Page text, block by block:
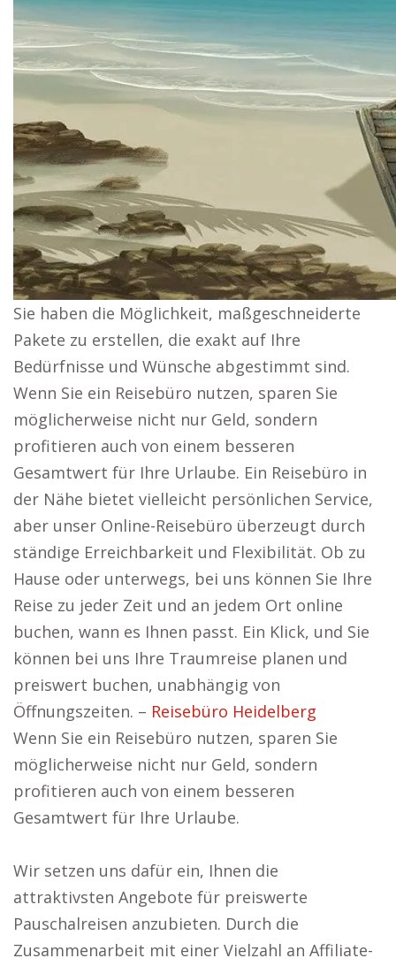
Sie haben die Möglichkeit, maßgeschneiderte
Pakete zu erstellen, die exakt auf Ihre
Bedürfnisse und Wünsche abgestimmt sind.
Wenn Sie ein Reisebüro nutzen, sparen Sie
möglicherweise nicht nur Geld, sondern
profitieren auch von einem besseren
Gesamtwert für Ihre Urlaube. Ein Reisebüro in
der Nähe bietet vielleicht persönlichen Service,
aber unser Online-Reisebüro überzeugt durch
ständige Erreichbarkeit und Flexibilität. Ob zu
Hause oder unterwegs, bei uns können Sie Ihre
Reise zu jeder Zeit und an jedem Ort online
buchen, wann es Ihnen passt. Ein Klick, und Sie
können bei uns Ihre Traumreise planen und
preiswert buchen, unabhängig von
Öffnungszeiten. – Reisebüro Heidelberg
Wenn Sie ein Reisebüro nutzen, sparen Sie
möglicherweise nicht nur Geld, sondern
profitieren auch von einem besseren
Gesamtwert für Ihre Urlaube.
Wir setzen uns dafür ein, Ihnen die
attraktivsten Angebote für preiswerte
Pauschalreisen anzubieten. Durch die
Zusammenarbeit mit einer Vielzahl an Affiliate-